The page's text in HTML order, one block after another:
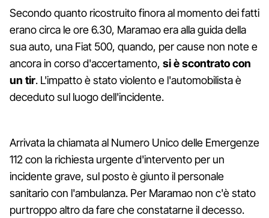
Secondo quanto ricostruito finora al momento dei fatti
erano circa le ore 6.30, Maramao era alla guida della
sua auto, una Fiat 500, quando, per cause non note e
ancora in corso d'accertamento, si è scontrato con
un tir. L'impatto è stato violento e l'automobilista è
deceduto sul luogo dell'incidente.
Arrivata la chiamata al Numero Unico delle Emergenze
112 con la richiesta urgente d'intervento per un
incidente grave, sul posto è giunto il personale
sanitario con l'ambulanza. Per Maramao non c'è stato
purtroppo altro da fare che constatarne il decesso.